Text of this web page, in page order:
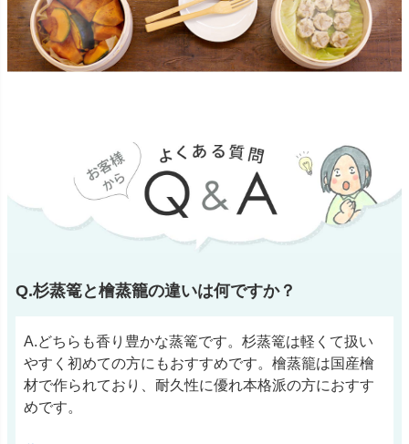
Q.杉蒸篭と檜蒸籠の違いは何ですか？
A.どちらも香り豊かな蒸篭です。杉蒸篭は軽くて扱い
やすく初めての方にもおすすめです。檜蒸籠は国産檜
材で作られており、耐久性に優れ本格派の方におすす
めです。